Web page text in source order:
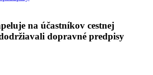
na účastníkov cestnej
dopravné predpisy